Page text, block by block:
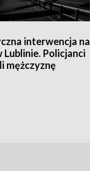
interwencja na
Lublinie. Policjanci
mężczyznę